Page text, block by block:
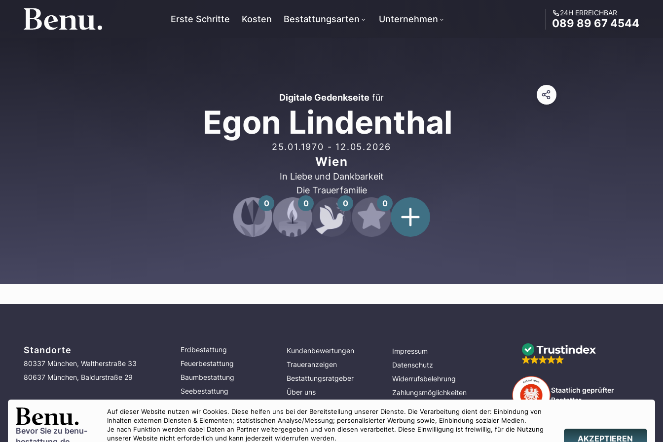
Bevor Sie zu benu-
Auf dieser Website nutzen wir Cookies. Diese helfen uns bei der Bereitstellung unserer Dienste. Die Verarbeitung dient der: Einbindung von
Inhalten externen Diensten & Elementen; statistischen Analyse/Messung; personalisierter Werbung sowie, Einbindung sozialer Medien.
Je nach Funktion werden dabei Daten an Partner weitergegeben und von diesen verarbeitet. Diese Einwilligung ist freiwillig, für die Nutzung
unserer Website nicht erforderlich und kann jederzeit widerrufen werden.
AKZEPTIEREN
Erste Schritte Kosten Bestattungsarten Unternehmen
24H ERREICHBAR
089 89 67 4544
Digitale Gedenkseite für
Egon Lindenthal
25.01.1970 - 12.05.2026
Wien
In Liebe und Dankbarkeit
Die Trauerfamilie
0 0 0 0
Standorte
80337 München, Waltherstraße 33
80637 München, Baldurstraße 29
Erdbestattung
Feuerbestattung
Baumbestattung
Seebestattung
Vorsorge
Kundenbewertungen
Traueranzeigen
Bestattungsratgeber
Über uns
AGB
Impressum
Datenschutz
Widerrufsbelehrung
Zahlungsmöglichkeiten
Bestatterverband Bayern
Staatlich geprüfter
Bestatter